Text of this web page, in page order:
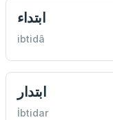
ابتداء
ibtidâ
ابتدار
İbtidar